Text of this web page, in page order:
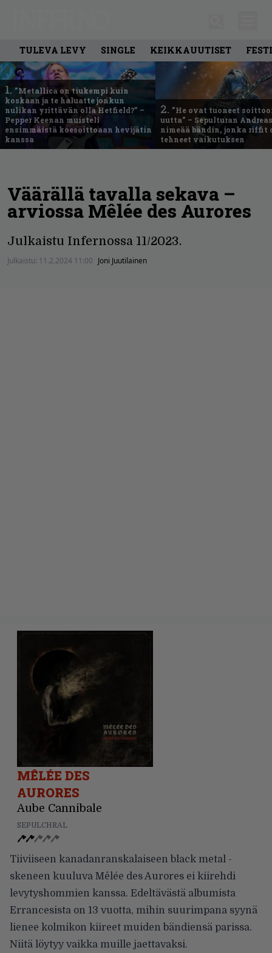
TULEVA LEVY SINGLE KEIKKAUUTISET
1. ”Metallica on tiukempi kuin
koskaan ja te haluatte jonkun
nulikan yrittävän olla Hetfield?” –
Pepper Keenan muisteli
ensimmäistä koesoittoaan hevijätin
kanssa
2. ”He ovat tuoneet
uutta” – Sepulturan
nimeää bändin, jonka riffit
tehneet vaikutuksen
Väärällä tavalla sekava –
arviossa Mêlée des Aurores
Julkaistu Infernossa 11/2023.
Julkaistu: 11.2.2024 11:00 Joni Juutilainen
MÊLÉE DES
AURORES
Aube Cannibale
SEPULCHRAL
Tiiviiseen kanadanranskalaiseen black metal -
skeneen kuuluva Mêlée des Aurores ei kiirehdi
levytyshommien kanssa. Edeltävästä albumista
Errancesista on 13 vuotta, mihin suurimpana syynä
lienee kolmikon kiireet muiden bändiensä parissa.
Niitä löytyy vaikka muille jaettavaksi.